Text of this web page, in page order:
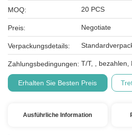
MOQ: 20 PCS
Preis: Negotiate
Verpackungsdetails:
Zahlungsbedingungen: T/T, , bezahlen,
Erhalten Sie Besten Preis
Ausführliche Information